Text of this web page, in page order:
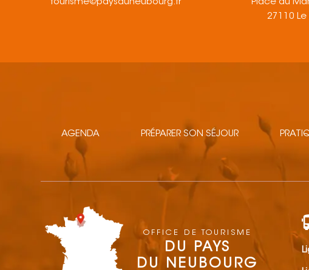
tourisme@paysduneubourg.fr
Place du
27110
AGENDA PRÉPARER SON SÉJOUR
OFFICE DE TOURISME
DU PAYS
DU NEUBOURG